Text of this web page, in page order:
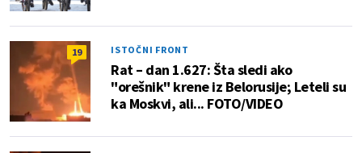
19 ISTOČNI FRONT
Rat – dan 1.627: Šta sledi ako
"orešnik" krene iz Belorusije; Leteli su
ka Moskvi, ali... FOTO/VIDEO